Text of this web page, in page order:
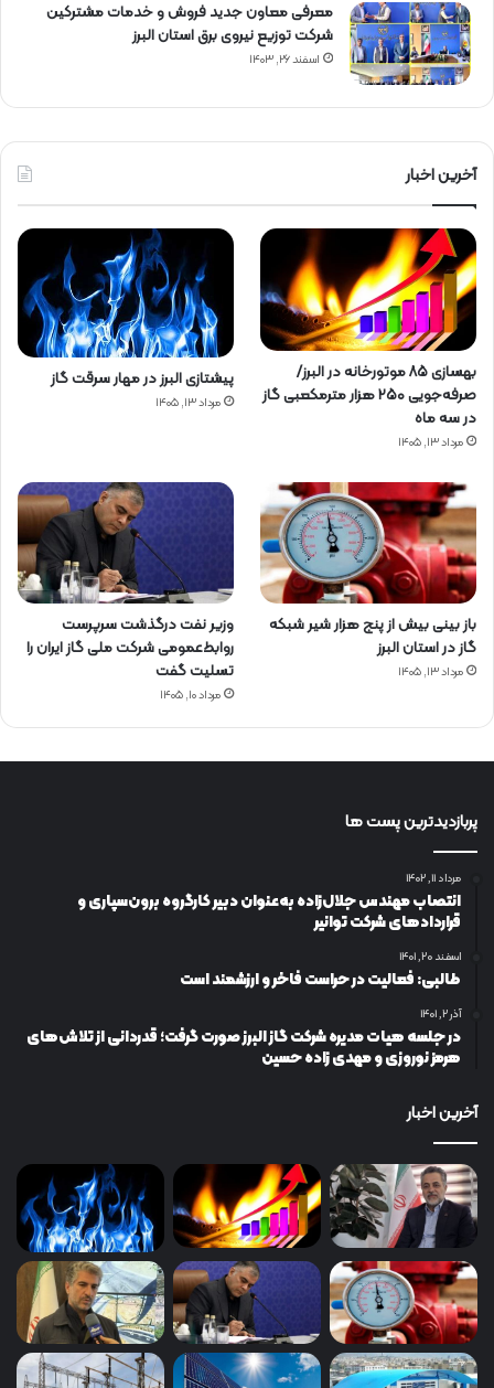
معرفی معاون جدید فروش و خدمات مشتركین
شركت توزیع نیروی برق استان البرز
اسفند ۲۶, ۱۴۰۳
آخرین اخبار
بهسازی ۸۵ موتورخانه در البرز/
صرفه‌جویی ۲۵۰ هزار مترمکعبی گاز
در سه ماه
مرداد ۱۳, ۱۴۰۵
پیشتازی البرز در مهار سرقت گاز
مرداد ۱۳, ۱۴۰۵
باز بینی بیش از پنج هزار شیر شبکه
گاز در استان البرز
مرداد ۱۳, ۱۴۰۵
وزیر نفت درگذشت سرپرست
روابط‌عمومی شرکت ملی گاز ایران را
تسلیت گفت
مرداد ۱۰, ۱۴۰۵
پربازدیدترین پست ها
مرداد ۱۱, ۱۴۰۲
انتصاب مهندس جلال‌زاده به‌عنوان دبیر كارگروه برون‌سپاری و
قراردادهای شركت توانیر
اسفند ۲۰, ۱۴۰۱
طالبی: فعالیت در حراست فاخر و ارزشمند است
آذر ۲, ۱۴۰۱
در جلسه هیات مدیره شرکت گاز البرز صورت گرفت؛ قدردانی از تلاش‌های
هرمز نوروزی و مهدی زاده حسین
آخرین اخبار